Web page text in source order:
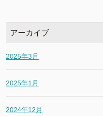
アーカイブ
2025年3月
2025年1月
2024年12月